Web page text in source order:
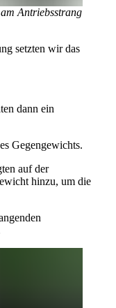
Antriebsstrang
setzten wir das
dann ein
Gegengewichts.
auf der
hinzu, um die